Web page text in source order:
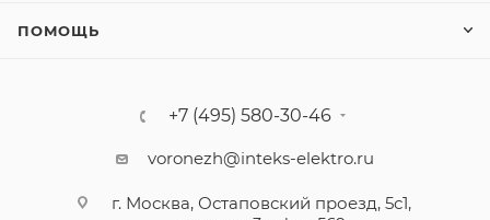
ПОМОЩЬ
+7 (495) 580-30-46
voronezh@inteks-elektro.ru
г. Москва, Остаповский проезд, 5с1,